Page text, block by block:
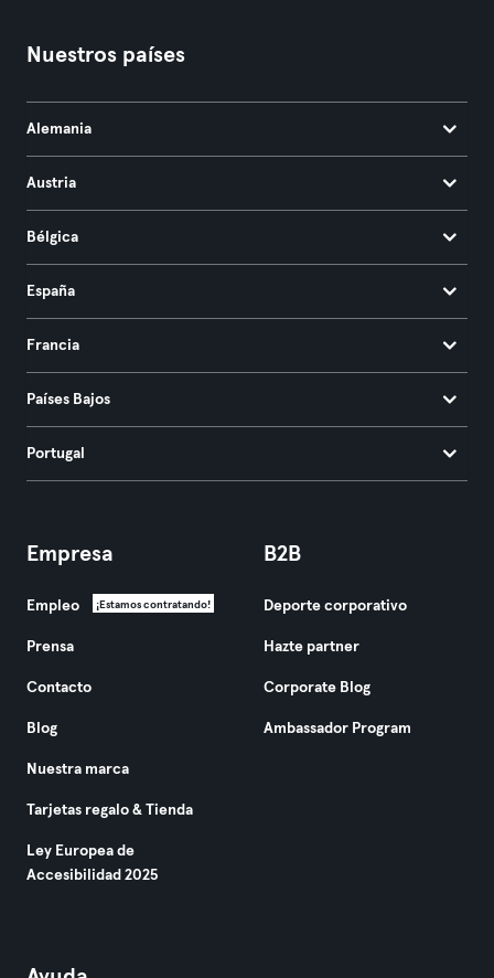
Nuestros países
Alemania
Austria
Bélgica
España
Francia
Países Bajos
Portugal
Empresa
Empleo ¡Estamos contratando!
Prensa
Contacto
Blog
Nuestra marca
Tarjetas regalo & Tienda
Ley Europea de
Accesibilidad 2025
B2B
Deporte corporativo
Hazte partner
Corporate Blog
Ambassador Program